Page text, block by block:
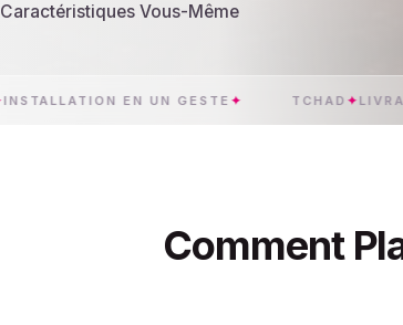
Vous-Même
EN UN GESTE ✦ TCHAD LIVRAISON
Comment